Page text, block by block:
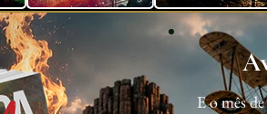
E o mês